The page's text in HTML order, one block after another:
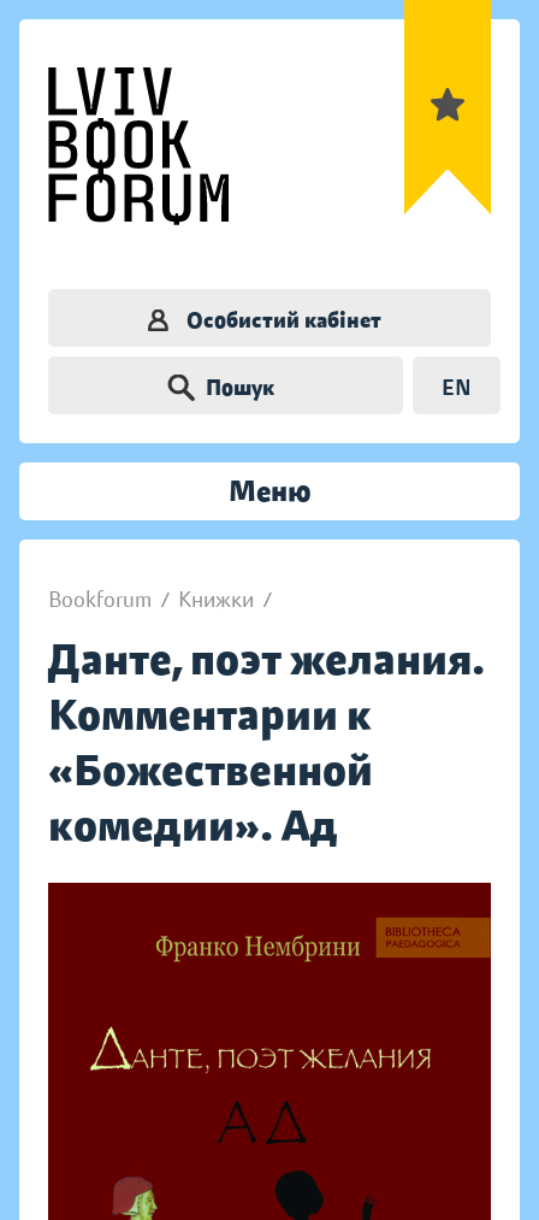
Особистий кабінет
Пошук EN
Меню
Bookforum / Книжки /
Данте, поэт желания.
Комментарии к
«Божественной
комедии». Ад